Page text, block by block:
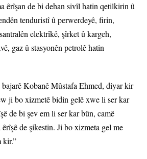
êrîşan de bi dehan sivîl hatin qetilkirin û
tenduristî û perwerdeyê, firin,
elektrîkê, şîrket û kargeh,
gaz û stasyonên petrolê hatin
Kobanê Mûstafa Ehmed, diyar kir
ji bo xizmetê bidin gelê xwe li ser kar
de bi şev em li ser kar bûn, camê
de şikestin. Ji bo xizmeta gel me
kir.”